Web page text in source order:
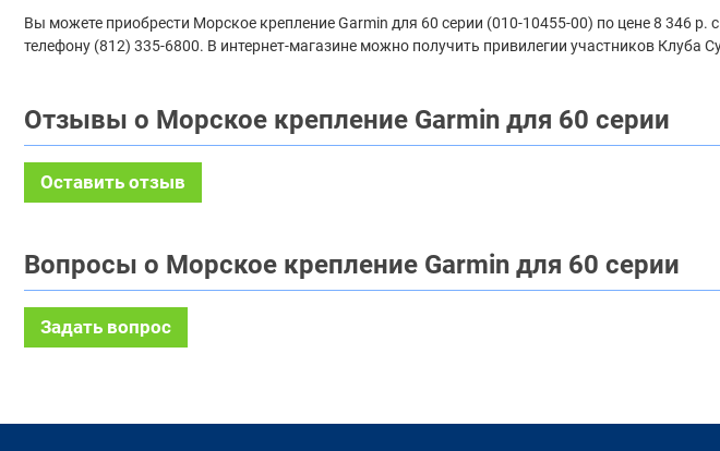
Вы можете приобрести Морское крепление Garmin для 60 серии (010-10455-00) по цене 8 346
телефону (812) 335-6800. В интернет-магазине можно получить привилегии участников Клуба
Отзывы о Морское крепление Garmin для 60 серии
Оставить отзыв
Вопросы о Морское крепление Garmin для 60 серии
Задать вопрос